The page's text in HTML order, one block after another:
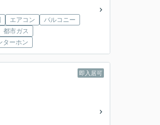
エアコン
バルコニー
都市ガス
ターホン
即入居可